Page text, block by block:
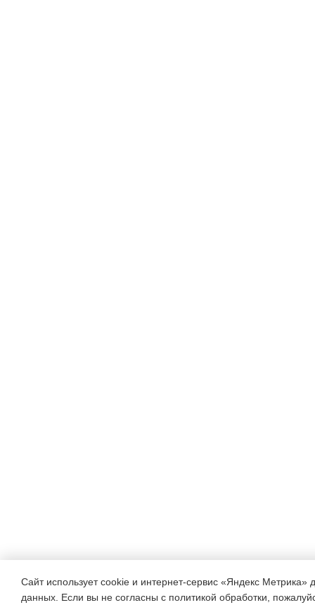
Сайт использует cookie и интернет-сервис «Яндекс Метрика»
данных. Если вы не согласны с политикой обработки,